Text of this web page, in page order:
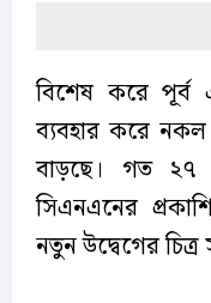
বিশেষ করে পূর্ব
ব্যবহার করে
বাড়ছে। গত ২৭
সিএনএনের
নতুন উদ্বেগের